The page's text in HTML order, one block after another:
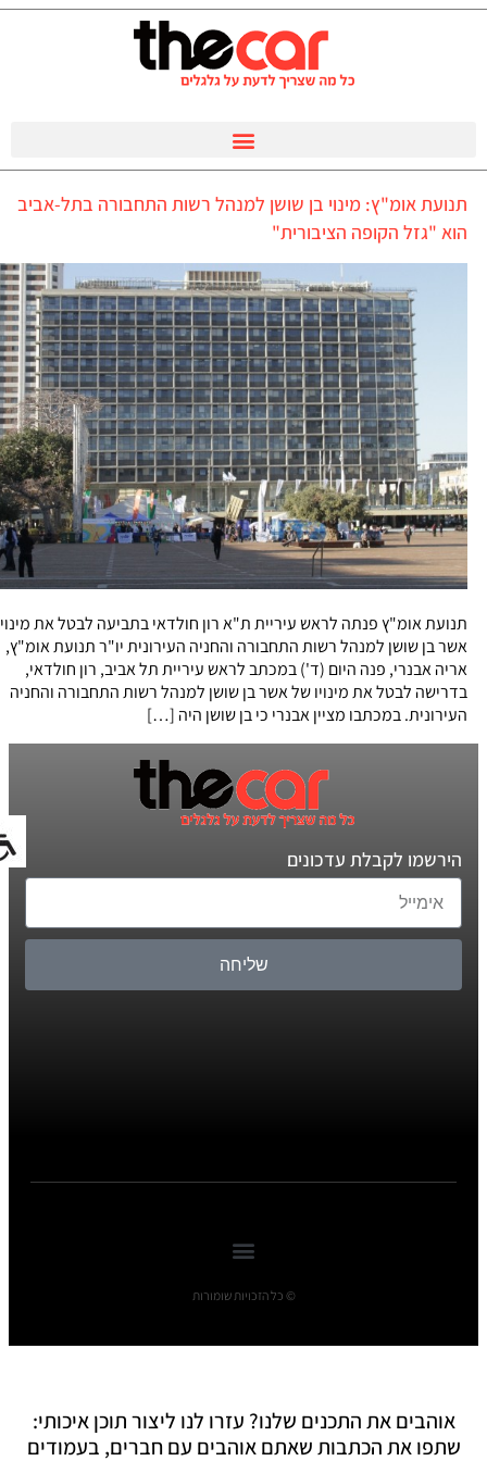
תנועת אומ"ץ: מינוי בן שושן למנהל רשות התחבורה בתל-אביב
הוא "גזל הקופה הציבורית"
תנועת אומ"ץ פנתה לראש עיריית ת"א רון חולדאי בתביעה לבטל את מינוי
אשר בן שושן למנהל רשות התחבורה והחניה העירונית יו"ר תנועת אומ"ץ,
אריה אבנרי, פנה היום (ד') במכתב לראש עיריית תל אביב, רון חולדאי,
בדרישה לבטל את מינויו של אשר בן שושן למנהל רשות התחבורה והחניה
העירונית. במכתבו מציין אבנרי כי בן שושן היה […]
הירשמו לקבלת עדכונים
שליחה
© כל הזכויות שומורות
אוהבים את התכנים שלנו? עזרו לנו ליצור תוכן איכותי:
שתפו את הכתבות שאתם אוהבים עם חברים, בעמודים